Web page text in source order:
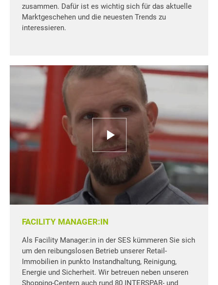
zusammen. Dafür ist es wichtig sich für das aktuelle
Marktgeschehen und die neuesten Trends zu
interessieren.
FACILITY MANAGER:IN
Als Facility Manager:in in der SES kümmeren Sie sich
um den reibungslosen Betrieb unserer Retail-
Immobilien in punkto Instandhaltung, Reinigung,
Energie und Sicherheit. Wir betreuen neben unseren
Shopping-Centern auch rund 80 INTERSPAR- und